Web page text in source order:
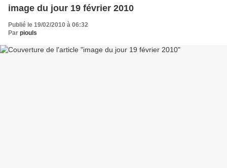
image du jour 19 février 2010
Publié le 19/02/2010 à 06:32
Par piouls